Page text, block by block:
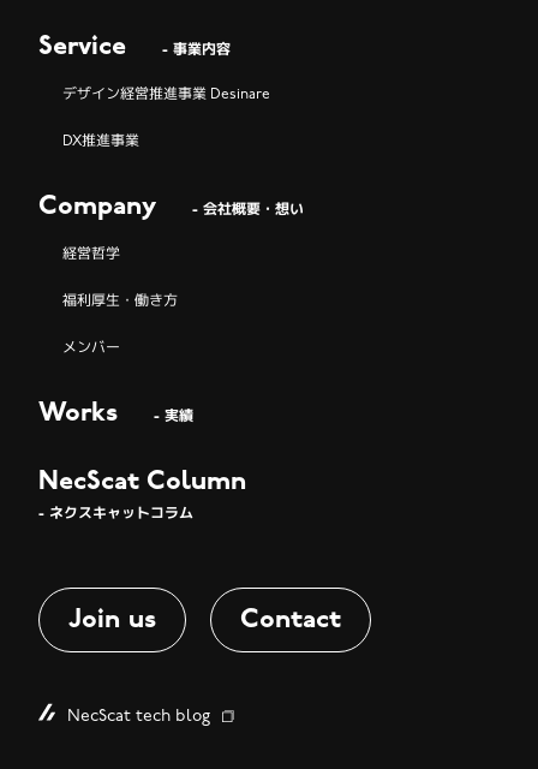
Service - 事業内容
デザイン経営推進事業 Desinare
DX推進事業
Company - 会社概要・想い
経営哲学
福利厚生・働き方
メンバー
Works - 実績
NecScat Column
- ネクスキャットコラム
Join us Contact
NecScat tech blog